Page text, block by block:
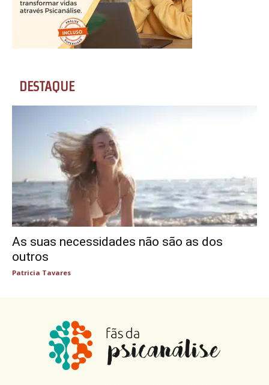
DESTAQUE
As suas necessidades não são as dos
outros
Patricia Tavares